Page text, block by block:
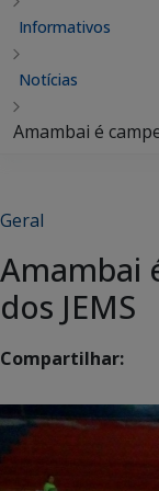
Informativos
Notícias
Amambai é
Geral
Amambai
dos JEMS
Compartilhar: